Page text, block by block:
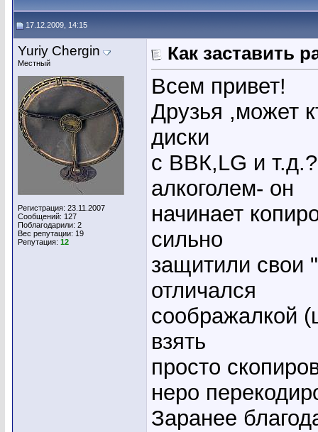
17.12.2009, 14:15
Yuriy Chergin
Местный
Регистрация: 23.11.2007
Сообщений: 127
Поблагодарили: 2
Вес репутации: 19
Репутация: 12
Как заставить
Всем привет!
Друзья ,может
диски
с ВВК,LG и
алкоголем- он
начинает
сильно
защитили свои
отличался
соображалкой
взять
просто
неро
Заранее